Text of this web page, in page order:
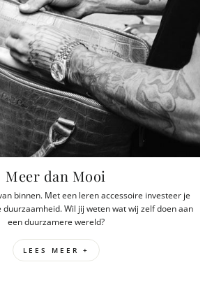
Meer dan Mooi
binnen. Met een leren accessoire investeer je
duurzaamheid. Wil jij weten wat wij zelf doen aan
een duurzamere wereld?
LEES MEER +